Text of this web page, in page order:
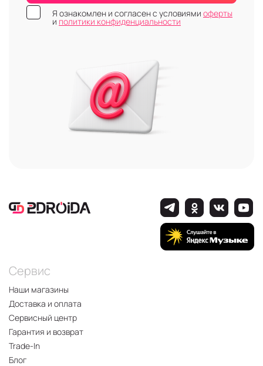
Я ознакомлен и согласен с условиями оферты
и политики конфиденциальности
Сервис
Наши магазины
Доставка и оплата
Сервисный центр
Гарантия и возврат
Trade-In
Блог